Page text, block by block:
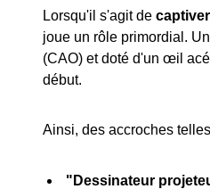
Lorsqu'il s'agit de
joue un rôle primordial. Un
(CAO) et doté d'un œil
début.
Ainsi, des accroches
"Dessinateur